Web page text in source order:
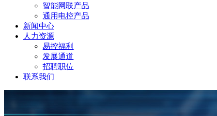
智能网联产品
通用电控产品
新闻中心
人力资源
易控福利
发展通道
招聘职位
联系我们